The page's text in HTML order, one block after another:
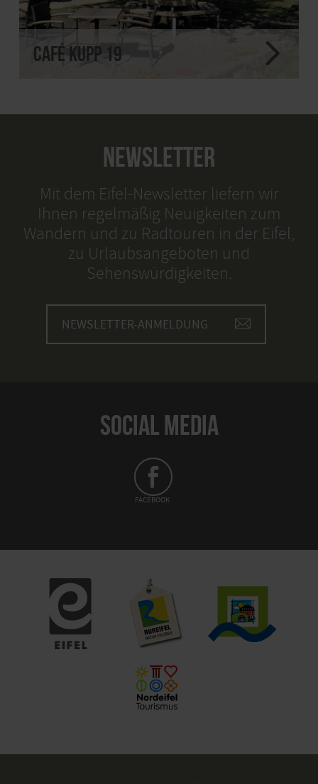
Café Kupp 19
NEWSLETTER
Mit dem Eifel-Newsletter liefern wir
Ihnen regelmäßig Neuigkeiten zum
Wandern und zu Radtouren in der Eifel,
zu Urlaubsangeboten und
Sehenswürdigkeiten.
NEWSLETTER-ANMELDUNG
SOCIAL MEDIA
FACEBOOK